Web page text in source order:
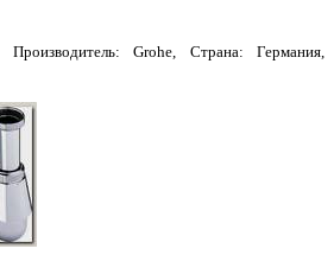
Производитель: Grohe, Страна: Германия,